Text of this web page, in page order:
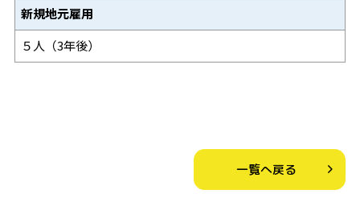
新規地元雇用
５人（3年後）
一覧へ戻る